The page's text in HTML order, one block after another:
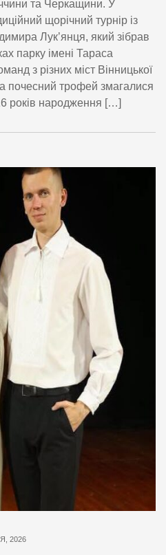
та Черкащини. У
щорічний турнір із
Лук’янця, який зібрав
парку імені Тараса
з різних міст Вінницької
почесний трофей змагалися
років народження […]
2026